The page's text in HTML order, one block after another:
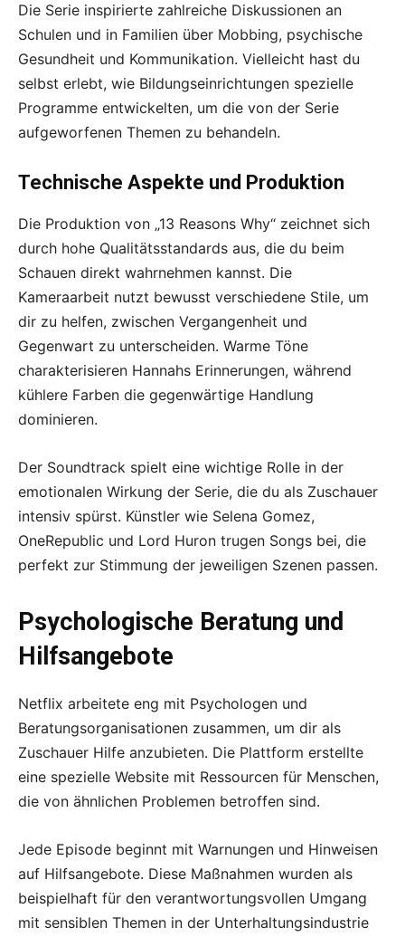
Die Serie inspirierte zahlreiche Diskussionen an
Schulen und in Familien über Mobbing, psychische
Gesundheit und Kommunikation. Vielleicht hast du
selbst erlebt, wie Bildungseinrichtungen spezielle
Programme entwickelten, um die von der Serie
aufgeworfenen Themen zu behandeln.
Technische Aspekte und Produktion
Die Produktion von „13 Reasons Why“ zeichnet sich
durch hohe Qualitätsstandards aus, die du beim
Schauen direkt wahrnehmen kannst. Die
Kameraarbeit nutzt bewusst verschiedene Stile, um
dir zu helfen, zwischen Vergangenheit und
Gegenwart zu unterscheiden. Warme Töne
charakterisieren Hannahs Erinnerungen, während
kühlere Farben die gegenwärtige Handlung
dominieren.
Der Soundtrack spielt eine wichtige Rolle in der
emotionalen Wirkung der Serie, die du als Zuschauer
intensiv spürst. Künstler wie Selena Gomez,
OneRepublic und Lord Huron trugen Songs bei, die
perfekt zur Stimmung der jeweiligen Szenen passen.
Psychologische Beratung und
Hilfsangebote
Netflix arbeitete eng mit Psychologen und
Beratungsorganisationen zusammen, um dir als
Zuschauer Hilfe anzubieten. Die Plattform erstellte
eine spezielle Website mit Ressourcen für Menschen,
die von ähnlichen Problemen betroffen sind.
Jede Episode beginnt mit Warnungen und Hinweisen
auf Hilfsangebote. Diese Maßnahmen wurden als
beispielhaft für den verantwortungsvollen Umgang
mit sensiblen Themen in der Unterhaltungsindustrie